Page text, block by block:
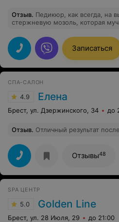
Отзыв. Педикюр, как всегда, на
стержневую мозоль, которая
Записаться
СПА-САЛОН
4.9 Елена
Брест, ул. Дзержинского, 34 до
Отзыв. Отличный результат
Отзывы48
SPA ЦЕНТР
5.0 Golden Line
Брест, ул. 28 Июля, 29 до 21:00